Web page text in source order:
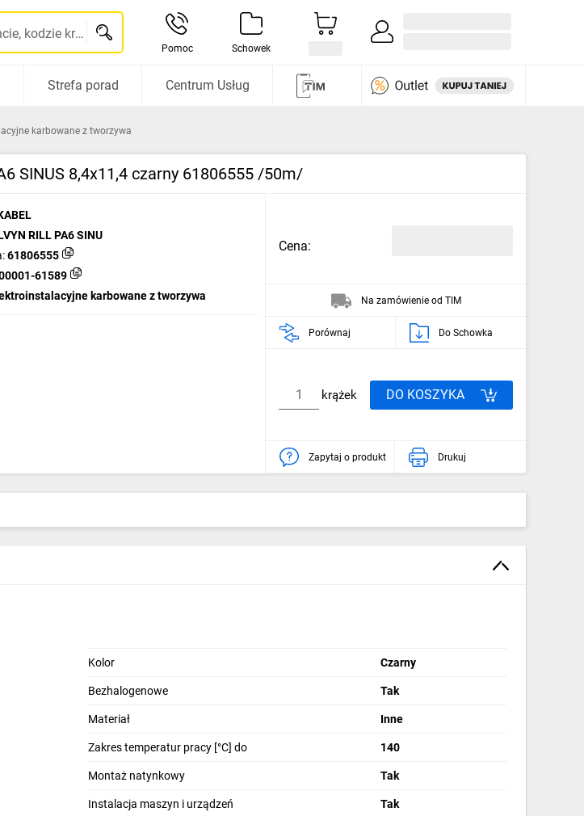
Szukaj po nazwie, indeksie, producencie, kodzie kreskowym...
Pomoc Schowek
Strefa porad Centrum Usług
karbowane z tworzywa
SINUS 8,4x11,4 czarny 61806555 /50m/
RILL PA6 SINU
61806555
61589
karbowane z tworzywa
Cena:
Na zamówienie od TIM
Porównaj Do Schowka
krążek DO KOSZYKA
Zapytaj o produkt Drukuj
Kolor Czarny
Bezhalogenowe Tak
Materiał Inne
Zakres temperatur pracy [°C] do 140
Montaż natynkowy Tak
Instalacja maszyn i urządzeń Tak